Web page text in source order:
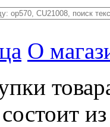
О